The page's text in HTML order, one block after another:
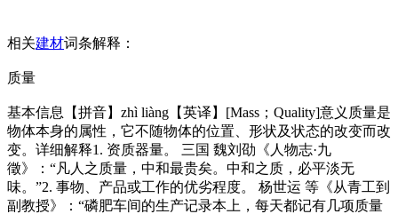
相关建材词条解释：
质量
基本信息【拼音】zhì liàng【英译】[Mass；Quality]意义质量是
物体本身的属性，它不随物体的位置、形状及状态的改变而改
变。详细解释1. 资质器量。 三国 魏刘劭《人物志·九
徵》：“凡人之质量，中和最贵矣。中和之质，必平淡无
味。”2. 事物、产品或工作的优劣程度。 杨世运 等《从青工到
副教授》：“磷肥车间的生产记录本上，每天都记有几项质量